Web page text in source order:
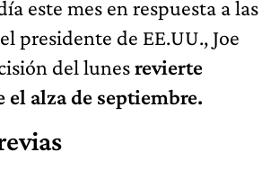
este mes en respuesta a las
presidente de EE.UU., Joe
del lunesrevierte
el alza de septiembre.